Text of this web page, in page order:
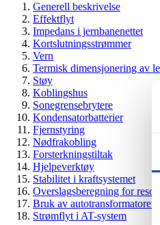
Generell beskrivelse
Effektflyt
Impedans i jernbanenettet
Kortslutningsstrømmer
Vern
Termisk dimensjonering av
Støy
Koblingshus
Sonegrensebrytere
Kondensatorbatterier
Fjernstyring
Nødfrakobling
Forsterkningstiltak
Hjelpeverktøy
Stabilitet i kraftsystemet
Overslagsberegning for
Bruk av autotransformatorer
Strømflyt i AT-system